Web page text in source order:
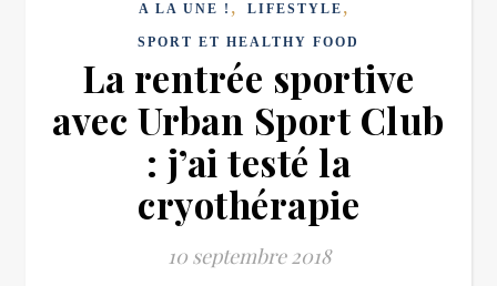
A LA UNE ! , LIFESTYLE ,
SPORT ET HEALTHY FOOD
La rentrée sportive
avec Urban Sport Club
: j’ai testé la
cryothérapie
10 septembre 2018